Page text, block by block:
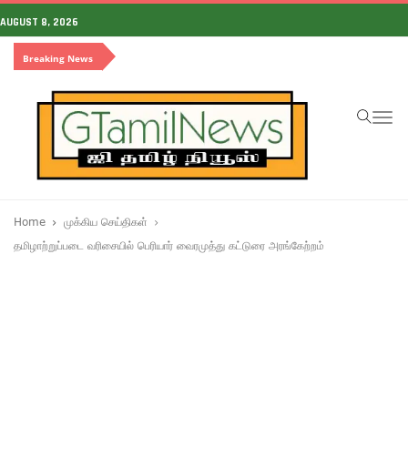
AUGUST 8, 2026
Breaking News
Home
முக்கிய செய்திகள்
தமிழாற்றுப்படை வரிசையில் பெரியார் வைரமுத்து கட்டுரை அரங்கேற்றம்